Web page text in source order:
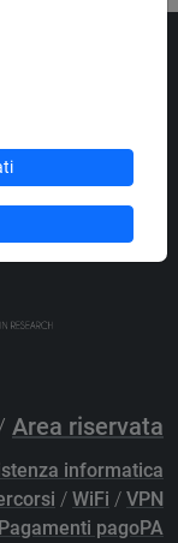
Area riservata
informatica
/ WiFi / VPN
Pagamenti pagoPA